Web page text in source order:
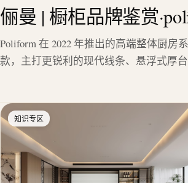
俪曼 | 橱柜品牌鉴赏
Poliform 在 2022 年推出的高端整体厨房
款，主打更锐利的现代线条、悬浮式厚
知识专区